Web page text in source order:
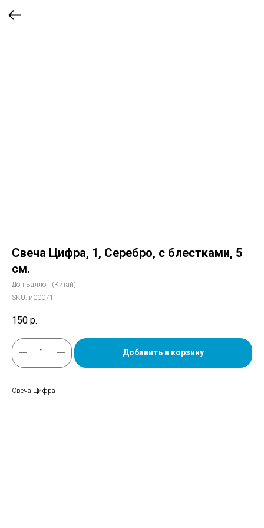
Свеча Цифра, 1, Серебро, с блестками, 5
см.
Дон Баллон (Китай)
SKU: и00071
150 р.
Добавить в корзину
Свеча Цифра